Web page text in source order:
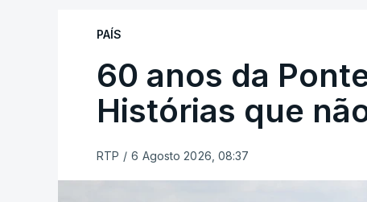
PAÍS
60 anos da
Histórias que
RTP / 6 Agosto 2026, 08:37